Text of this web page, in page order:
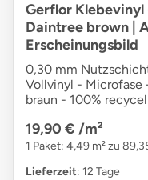
Gerflor
Daintree brown |
Erscheinungsbild
0,30 mm
Vollvinyl - Microfase
braun - 100%
19,90 € /m²
1 Paket: 4,49 m² zu
Lieferzeit: 12 Tage